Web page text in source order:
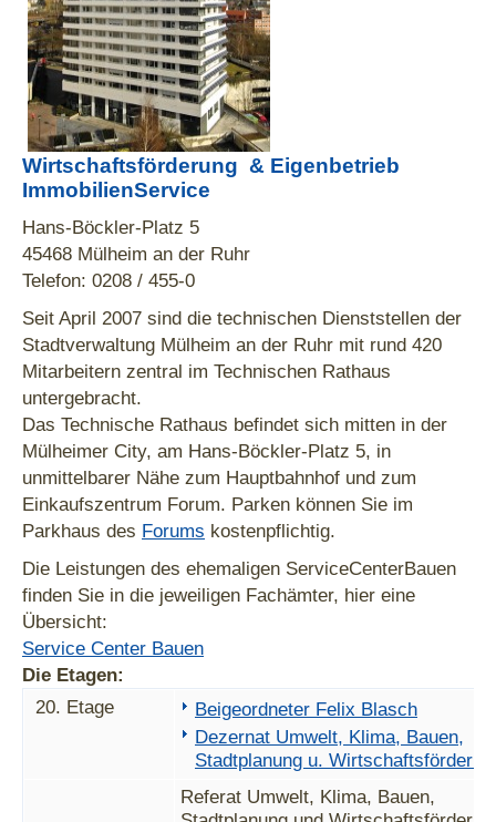
Wirtschaftsförderung & Eigenbetrieb
ImmobilienService
Hans-Böckler-Platz 5
45468 Mülheim an der Ruhr
Telefon: 0208 / 455-0
Seit April 2007 sind die technischen Dienststellen der
Stadtverwaltung Mülheim an der Ruhr mit rund 420
Mitarbeitern zentral im Technischen Rathaus
untergebracht.
Das Technische Rathaus befindet sich mitten in der
Mülheimer City, am Hans-Böckler-Platz 5, in
unmittelbarer Nähe zum Hauptbahnhof und zum
Einkaufszentrum Forum. Parken können Sie im
Parkhaus des Forums kostenpflichtig.
Die Leistungen des ehemaligen ServiceCenterBauen
finden Sie in die jeweiligen Fachämter, hier eine
Übersicht:
Service Center Bauen
Die Etagen:
20. Etage
Beigeordneter Felix Blasch
Dezernat Umwelt, Klima, Bauen,
Stadtplanung u.
Referat Umwelt, Klima, Bauen,